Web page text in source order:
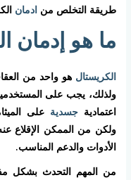
طريقة التخلص منادمان
ما هو إدمان
الكريستال هو واحد من
ولذلك، يجب على المستخدمين
اعتماديةجسدية على
ولكن من الممكن الإقلاع
الأدوات والدعم المناسب.
من المهم التحدث بشكل